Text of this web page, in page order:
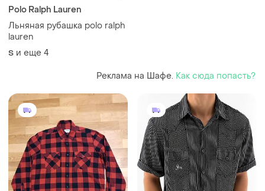
Polo Ralph Lauren
Льняная рубашка polo ralph
lauren
S и еще 4
Реклама на Шафе. Как сюда попасть?